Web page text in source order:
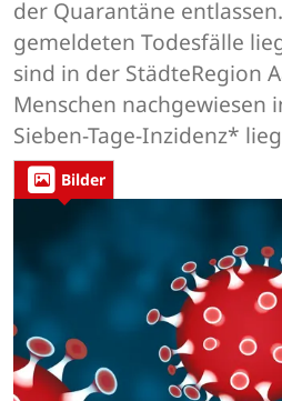
der Quarantäne
gemeldeten Todesfälle
sind in der StädteRegion
Menschen nachgewiesen
Sieben-Tage-Inzidenz*
Bilder